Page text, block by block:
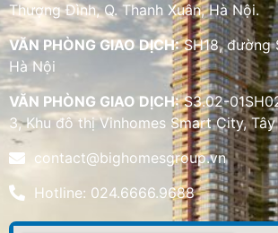
Thượng Đình, Q. Thanh Xuân, Hà Nội.
VĂN PHÒNG GIAO DỊCH:SH18, đường
Hà Nội
VĂN PHÒNG GIAO DỊCH:S3.02-
3, Khu đô thị Vinhomes Smart City,
contact@bighomesgroup.vn
Hotline: 024.6666.9688